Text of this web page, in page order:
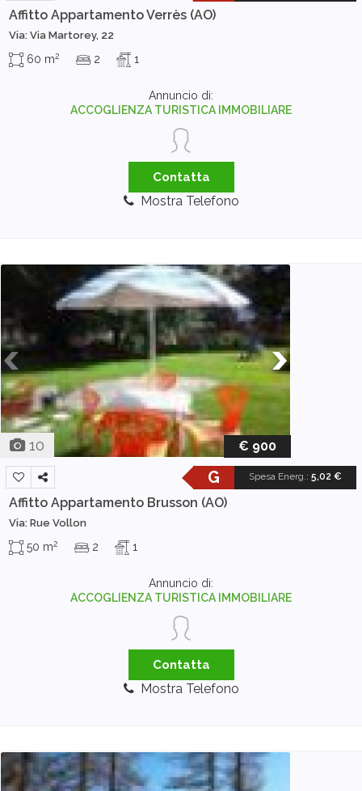
Affitto AppartamentoVerrès (AO)
Via: Via Martorey, 22
60 m2 2 1
Annuncio di:
ACCOGLIENZA TURISTICA IMMOBILIARE
Contatta
Mostra Telefono
10 € 900
Spesa Energ.: 5,02 €
G
Affitto Appartamento Brusson (AO)
Via: Rue Vollon
50 m2 2 1
Annuncio di:
ACCOGLIENZA TURISTICA IMMOBILIARE
Contatta
Mostra Telefono